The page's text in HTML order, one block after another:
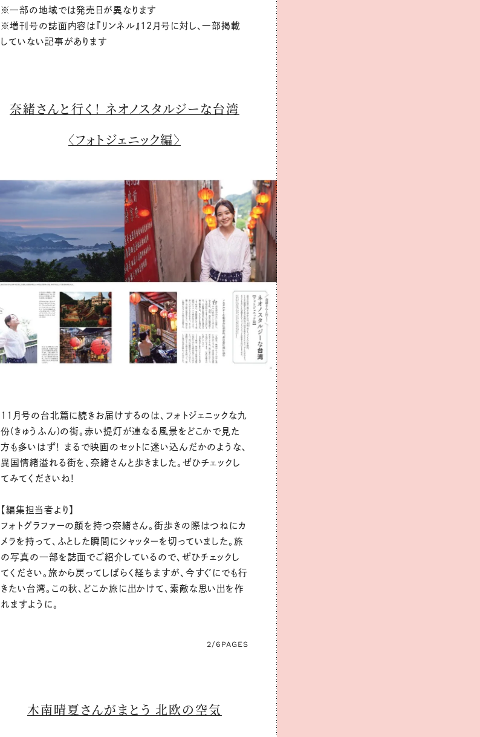
※一部の地域では発売日が異なります
※増刊号の誌面内容は『リンネル』12月号に対し、一部掲載
していない記事があります
奈緒さんと行く！ ネオノスタルジーな台湾
〈フォトジェニック編〉
11月号の台北篇に続きお届けするのは、フォトジェニックな九
份(きゅうふん)の街。赤い提灯が連なる風景をどこかで見た
方も多いはず！ まるで映画のセットに迷い込んだかのような、
異国情緒溢れる街を、奈緒さんと歩きました。ぜひチェックし
てみてくださいね！
【編集担当者より】
フォトグラファーの顔を持つ奈緒さん。街歩きの際はつねにカ
メラを持って、ふとした瞬間にシャッターを切っていました。旅
の写真の一部を誌面でご紹介しているので、ぜひチェックし
てください。旅から戻ってしばらく経ちますが、今すぐにでも行
きたい台湾。この秋、どこか旅に出かけて、素敵な思い出を作
れますように。
2/6 PAGES
木南晴夏さんがまとう 北欧の空気